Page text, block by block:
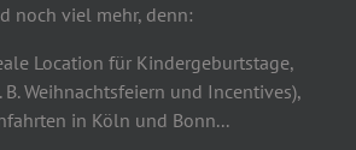
noch viel mehr, denn:
Location für Kindergeburtstage,
B. Weihnachtsfeiern und Incentives),
in Köln und Bonn...